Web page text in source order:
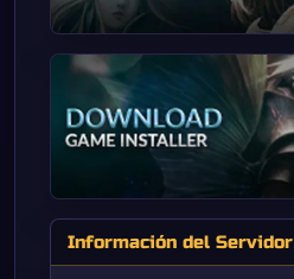
Información del Servidor